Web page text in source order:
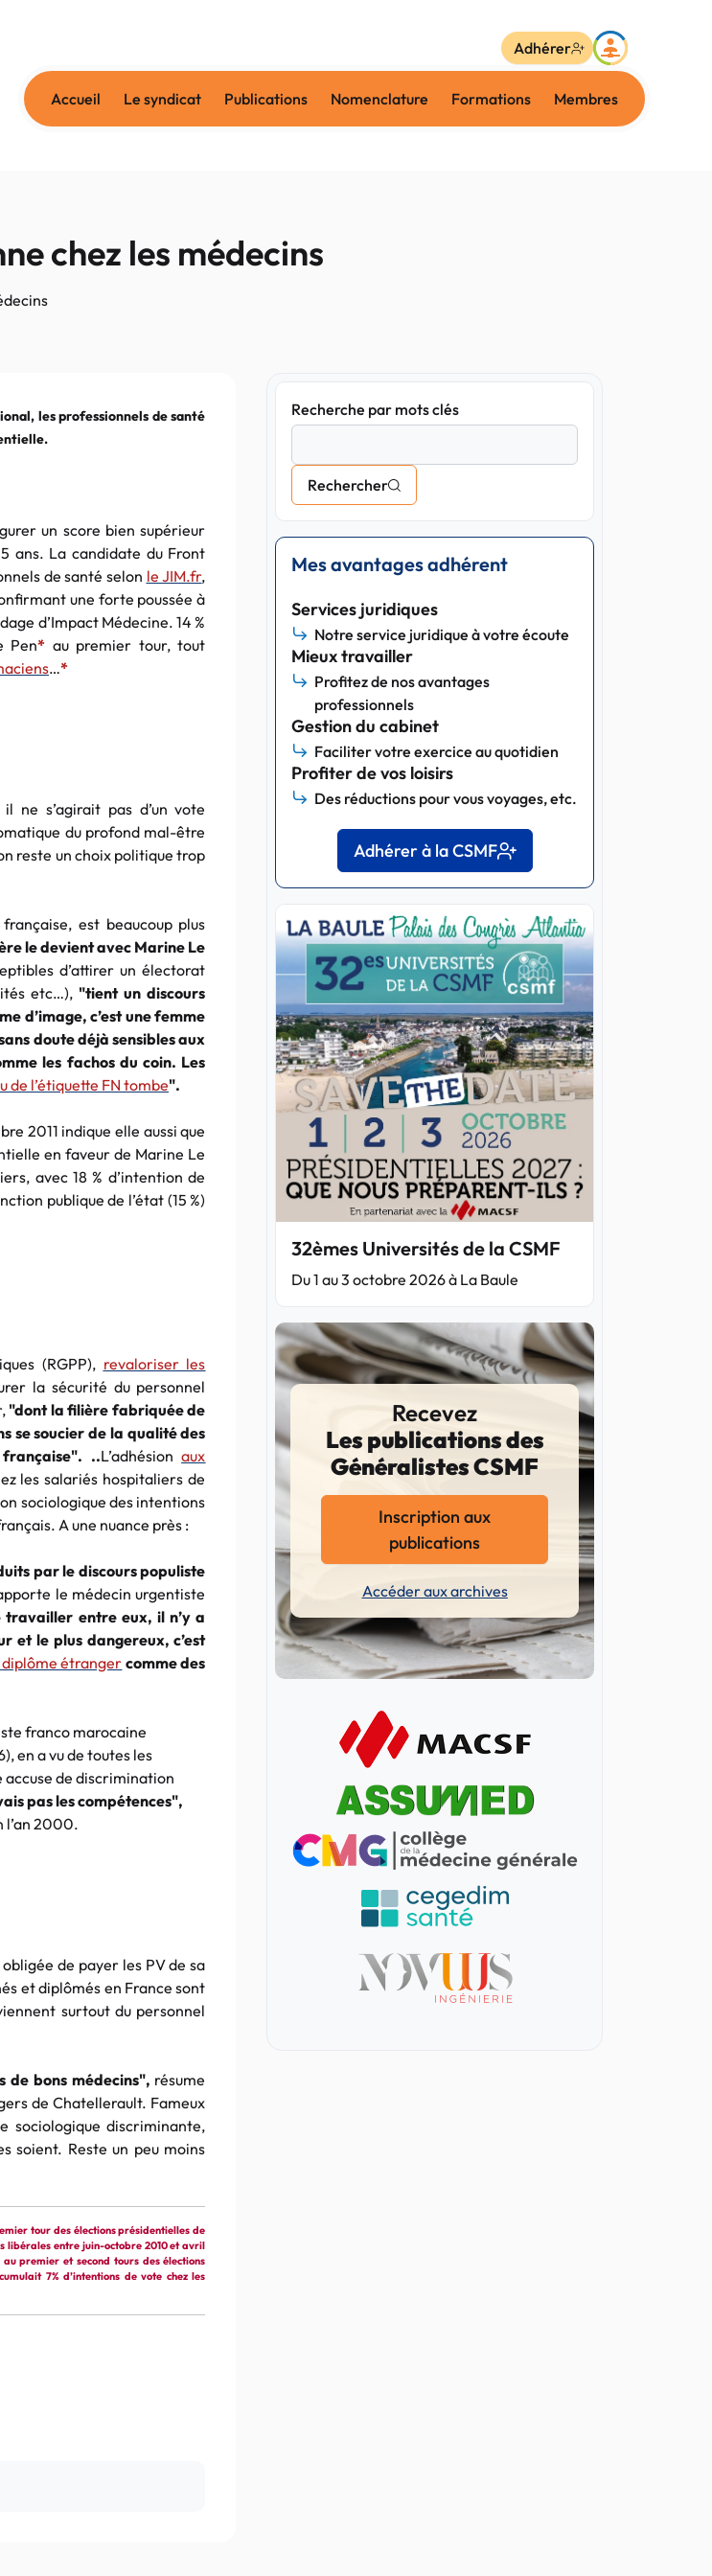
Accueil Le syndicat Publications Nomenclature Formations Membres
Adhérer
chez les médecins
les professionnels de santé
un score bien supérieur
ans. La candidate du Front
de santé selon le JIM.fr,
une forte poussée à
d’Impact Médecine. 14 %
Pen* au premier tour, tout
…*
ne s’agirait pas d’un vote
du profond mal-être
reste un choix politique trop
est beaucoup plus
le devient avec Marine Le
d’attirer un électorat
etc…), "tient un discours
d’image, c’est une femme
doute déjà sensibles aux
les fachos du coin. Les
de l’étiquette FN tombe".
2011 indique elle aussi que
en faveur de Marine Le
avec 18 % d’intention de
publique de l’état (15 %)
(RGPP), revaloriser les
la sécurité du personnel
"dont la filière fabriquée de
se soucier de la qualité des
française". ..L’adhésionaux
les salariés hospitaliers de
sociologique des intentions
A une nuance près :
par le discours populiste
le médecin urgentiste
travailler entre eux, il n’y a
et le plus dangereux, c’est
diplôme étranger comme des
franco marocaine
en a vu de toutes les
de discrimination
pas les compétences",
l’an 2000.
de payer les PV de sa
et diplômés en France sont
surtout du personnel
de bons médecins", résume
de Chatellerault. Fameux
sociologique discriminante,
soient. Reste un peu moins
tour des élections présidentielles de
libérales entre juin-octobre 2010 et avril
au premier et second tours des élections
7% d’intentions de vote chez les
Recherche par mots clés
Rechercher
Mes avantages adhérent
Services juridiques
Notre service juridique à votre écoute
Mieux travailler
Profitez de nos avantages
professionnels
Gestion du cabinet
Faciliter votre exercice au quotidien
Profiter de vos loisirs
Des réductions pour vous voyages, etc.
Adhérer à la CSMF
32èmes Universités de la CSMF
Du 1 au 3 octobre 2026 à La Baule
Recevez
Les publications des
Généralistes CSMF
Inscription aux
publications
Accéder aux archives